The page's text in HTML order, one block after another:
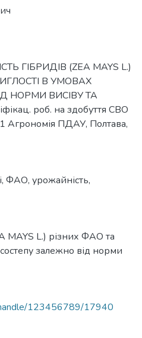
ГІБРИДІВ (ZEA MAYS L.)
В УМОВАХ
НОРМИ ВИСІВУ ТА
роб. на здобуття СВО
Агрономія ПДАУ, Полтава,
, ФАО, урожайність,
MAYS L.) різних ФАО та
залежно від норми
123456789/17940